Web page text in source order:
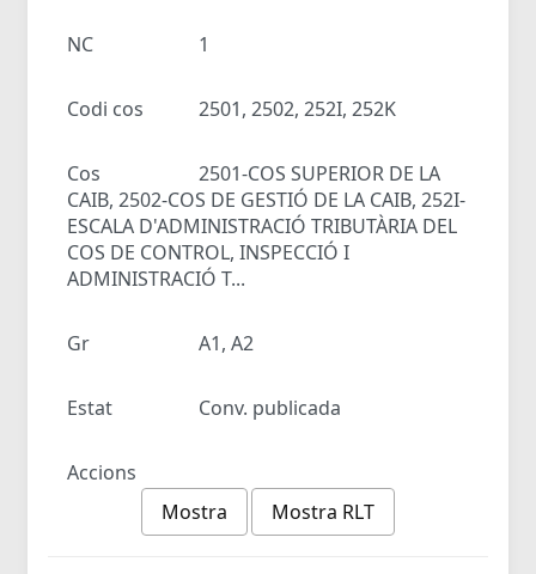
NC 1
Codi cos 2501, 2502, 252I, 252K
Cos
2501-COS SUPERIOR DE LA
CAIB, 2502-COS DE GESTIÓ DE LA CAIB, 252I-
ESCALA D'ADMINISTRACIÓ TRIBUTÀRIA DEL
COS DE CONTROL, INSPECCIÓ I
ADMINISTRACIÓ T...
Gr A1, A2
Estat Conv. publicada
Accions
Mostra
Mostra RLT